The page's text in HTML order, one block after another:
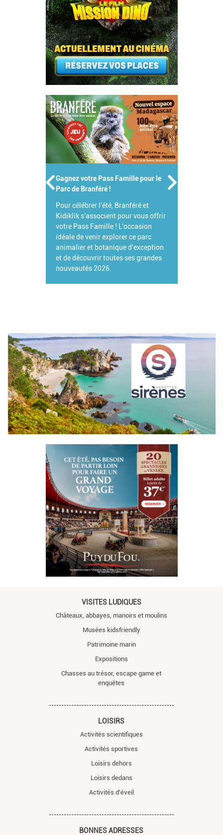
Gagnez votre Pass Famille pour le
Parc de Branféré !
Pour célébrer l'été, Branféré et
Kidiklik s'associent pour vous offrir
votre Pass Famille ! L'occasion
idéale de venir explorer ce parc
animalier et botanique d'exception
et de découvrir toutes ses grandes
nouveautés 2026.
VISITES LUDIQUES
Châteaux, abbayes, manoirs et moulins
Musées kidsfriendly
Patrimoine marin
Expositions
Chasses au trésor, escape game et
enquêtes
LOISIRS
Activités scientifiques
Activités sportives
Loisirs dehors
Loisirs dedans
Activités d'éveil
BONNES ADRESSES